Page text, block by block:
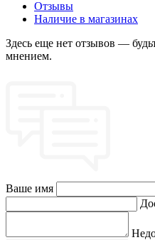
Отзывы
Наличие в магазинах
Здесь еще нет отзывов —
мнением.
Ваше имя